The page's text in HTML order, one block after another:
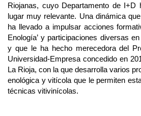
Riojanas, cuyo Departamento de I+D
lugar muy relevante. Una dinámica
ha llevado a impulsar acciones
Enología’ y participaciones diversas
y que le ha hecho merecedora del
Universidad-Empresa concedido en
La Rioja, con la que desarrolla varios
enológica y vitícola que le permiten
técnicas vitivinícolas.